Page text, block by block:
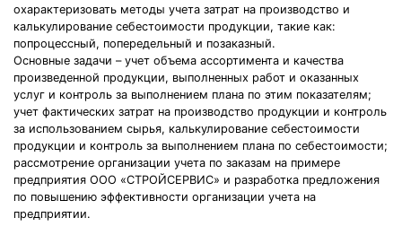
охарактеризовать методы учета затрат на производство и
калькулирование себестоимости продукции, такие как:
попроцессный, попередельный и позаказный.
Основные задачи – учет объема ассортимента и качества
произведенной продукции, выполненных работ и оказанных
услуг и контроль за выполнением плана по этим показателям;
учет фактических затрат на производство продукции и контроль
за использованием сырья, калькулирование себестоимости
продукции и контроль за выполнением плана по себестоимости;
рассмотрение организации учета по заказам на примере
предприятия ООО «СТРОЙСЕРВИС» и разработка предложения
по повышению эффективности организации учета на
предприятии.